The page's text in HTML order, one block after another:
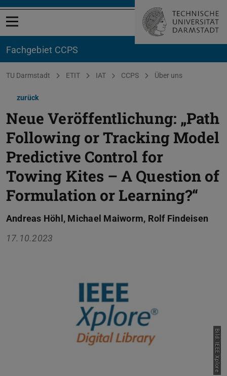
Menü öffnen
Fachgebiet CCPS
Sie befinden sich hier:
TU Darmstadt ETIT IAT CCPS Über uns
zurück
Neue Veröffentlichung: „Path
Following or Tracking Model
Predictive Control for
Towing Kites – A Question of
Formulation or Learning?“
Andreas Höhl, Michael Maiworm, Rolf Findeisen
17.10.2023
Bild: IEEE Xplore